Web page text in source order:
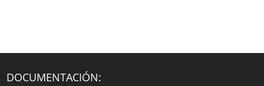
DOCUMENTACIÓN: